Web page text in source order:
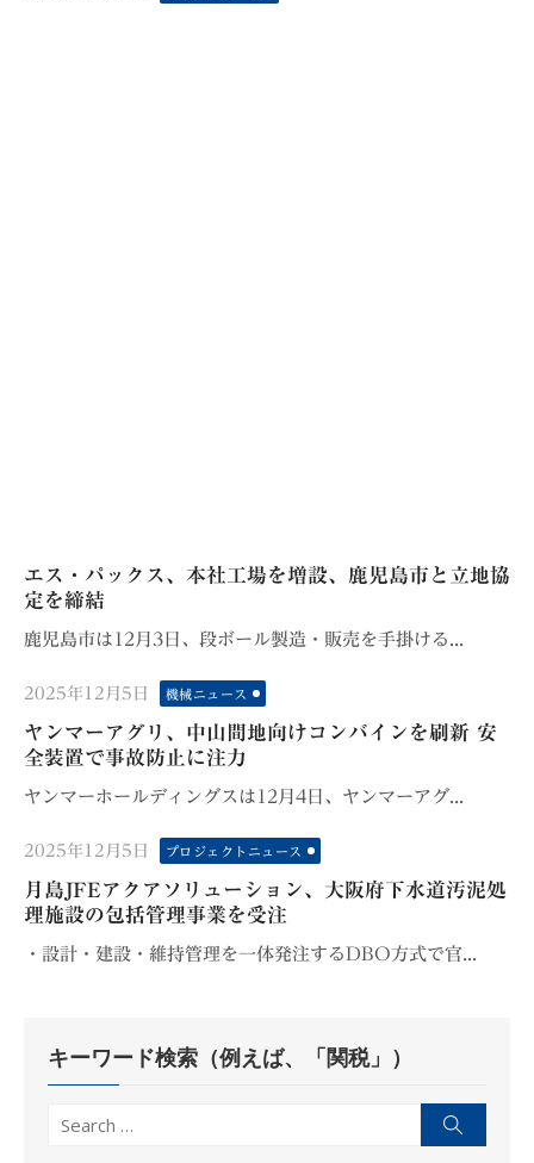
エス・パックス、本社工場を増設、鹿児島市と立地協
定を締結
鹿児島市は12月3日、段ボール製造・販売を手掛ける...
Posted
on
2025年12月5日 機械ニュース
ヤンマーアグリ、中山間地向けコンバインを刷新 安
全装置で事故防止に注力
ヤンマーホールディングスは12月4日、ヤンマーアグ...
Posted
on
2025年12月5日 プロジェクトニュース
月島JFEアクアソリューション、大阪府下水道汚泥処
理施設の包括管理事業を受注
・設計・建設・維持管理を一体発注するDBO方式で官...
キーワード検索（例えば、「関税」）
Search